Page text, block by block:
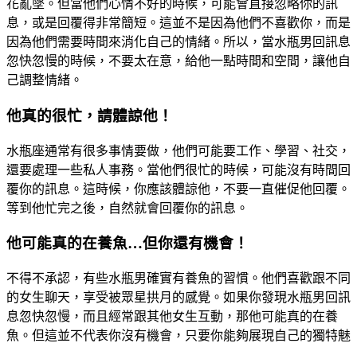
花亂墜。但當他們心情不好的時候，可能會直接忽略你的訊
息，或是回覆得非常簡短。這並不是因為他們不喜歡你，而是
因為他們需要時間來消化自己的情緒。所以，當水瓶男回訊息
忽快忽慢的時候，不要太在意，給他一點時間和空間，讓他自
己調整情緒。
他真的很忙，請體諒他！
水瓶座通常有很多事情要做，他們可能要工作、學習、社交，
還要處理一些私人事務。當他們很忙的時候，可能沒有時間回
覆你的訊息。這時候，你應該體諒他，不要一直催促他回覆。
等到他忙完之後，自然就會回覆你的訊息。
他可能真的在養魚…但你還有機會！
不得不承認，有些水瓶男確實有養魚的習慣。他們喜歡跟不同
的女生聊天，享受被眾星拱月的感覺。如果你發現水瓶男回訊
息忽快忽慢，而且經常跟其他女生互動，那他可能真的在養
魚。但這並不代表你沒有機會，只要你能夠展現自己的獨特魅